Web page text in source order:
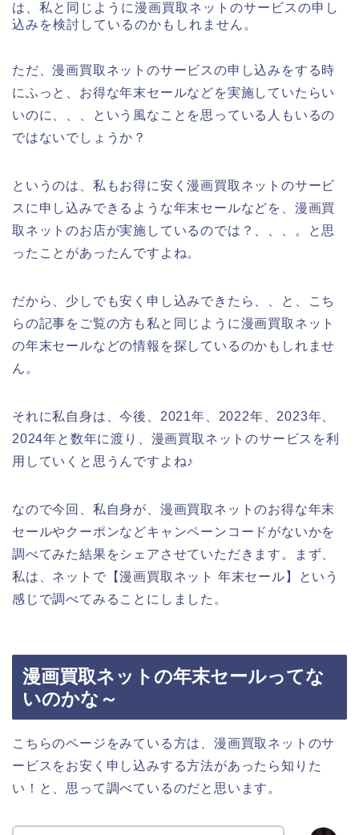
は、私と同じように漫画買取ネットのサービスの申し
込みを検討しているのかもしれません。
ただ、漫画買取ネットのサービスの申し込みをする時
にふっと、お得な年末セールなどを実施していたらい
いのに、、、という風なことを思っている人もいるの
ではないでしょうか？
というのは、私もお得に安く漫画買取ネットのサービ
スに申し込みできるような年末セールなどを、漫画買
取ネットのお店が実施しているのでは？、、、。と思
ったことがあったんですよね。
だから、少しでも安く申し込みできたら、、と、こち
らの記事をご覧の方も私と同じように漫画買取ネット
の年末セールなどの情報を探しているのかもしれませ
ん。
それに私自身は、今後、2021年、2022年、2023年、
2024年と数年に渡り、漫画買取ネットのサービスを利
用していくと思うんですよね♪
なので今回、私自身が、漫画買取ネットのお得な年末
セールやクーポンなどキャンペーンコードがないかを
調べてみた結果をシェアさせていただきます。まず、
私は、ネットで【漫画買取ネット 年末セール】という
感じで調べてみることにしました。
漫画買取ネットの年末セールってな
いのかな～
こちらのページをみている方は、漫画買取ネットのサ
ービスをお安く申し込みする方法があったら知りた
い！と、思って調べているのだと思います。